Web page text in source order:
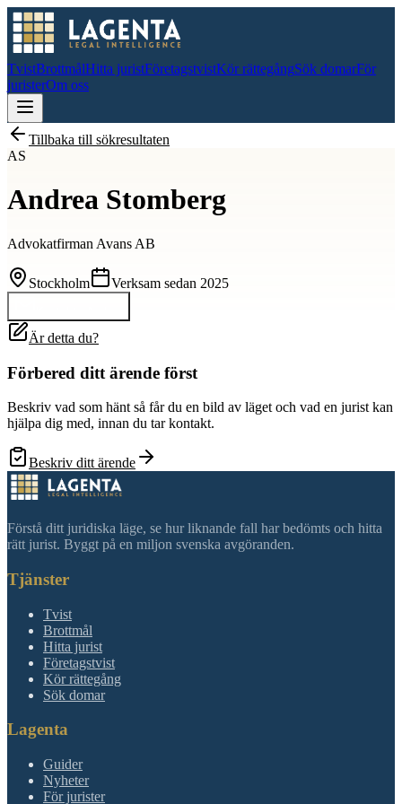
TvistBrottmålHitta juristFöretagstvistKör rättegångSök domarFör
juristerOm oss
Tillbaka till sökresultaten
AS
Andrea Stomberg
Advokatfirman Avans AB
Stockholm Verksam sedan 2025
Är detta du?
Förbered ditt ärende först
Beskriv vad som hänt så får du en bild av läget och vad en jurist kan
hjälpa dig med, innan du tar kontakt.
Beskriv ditt ärende
Förstå ditt juridiska läge, se hur liknande fall har bedömts och hitta
rätt jurist. Byggt på en miljon svenska avgöranden.
Tjänster
Tvist
Brottmål
Hitta jurist
Företagstvist
Kör rättegång
Sök domar
Lagenta
Guider
Nyheter
För jurister